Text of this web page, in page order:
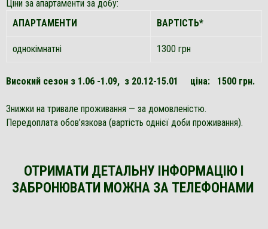
Ціни за апартаменти за добу:
АПАРТАМЕНТИ
ВАРТІСТЬ*
однокімнатні 1300 грн
Високий сезон з 1.06 -1.09, з 20.12-15.01 ціна: 1500 грн.
Знижки на тривале проживання — за домовленістю.
Передоплата обов’язкова (вартість однієї доби проживання).
ОТРИМАТИ ДЕТАЛЬНУ ІНФОРМАЦІЮ І
ЗАБРОНЮВАТИ МОЖНА ЗА ТЕЛЕФОНАМИ